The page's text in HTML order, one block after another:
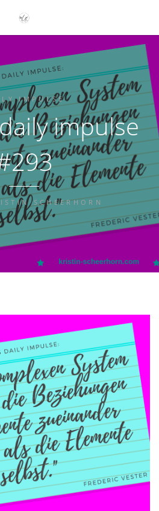
IMPULSE
impulse
SCHEERHORN